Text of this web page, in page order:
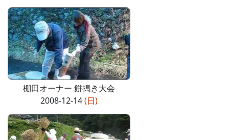
棚田オーナー 餅搗き大会
2008-12-14(日)